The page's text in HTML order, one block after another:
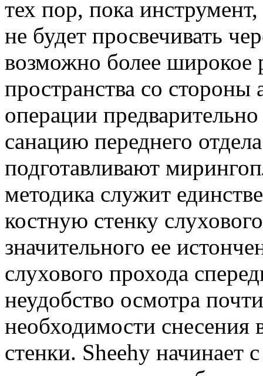
тех пор, пока
не будет просвечивать
возможно более широкое
пространства со стороны
операции
санацию переднего
подготавливают
методика служит
костную стенку
значительного ее
слухового прохода
неудобство осмотра
необходимости снесения
стенки. Sheehy начинает